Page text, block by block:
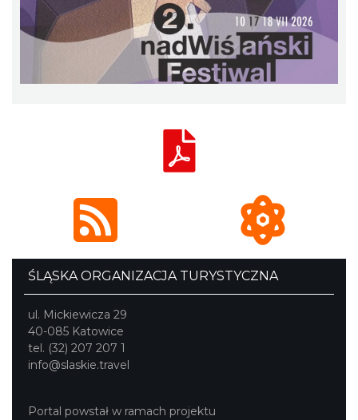
ŚLĄSKA ORGANIZACJA TURYSTYCZNA
ul. Mickiewicza 29
40-085 Katowice
tel. (32) 207 207 1
info@slaskie.travel
Portal powstał w ramach projektu